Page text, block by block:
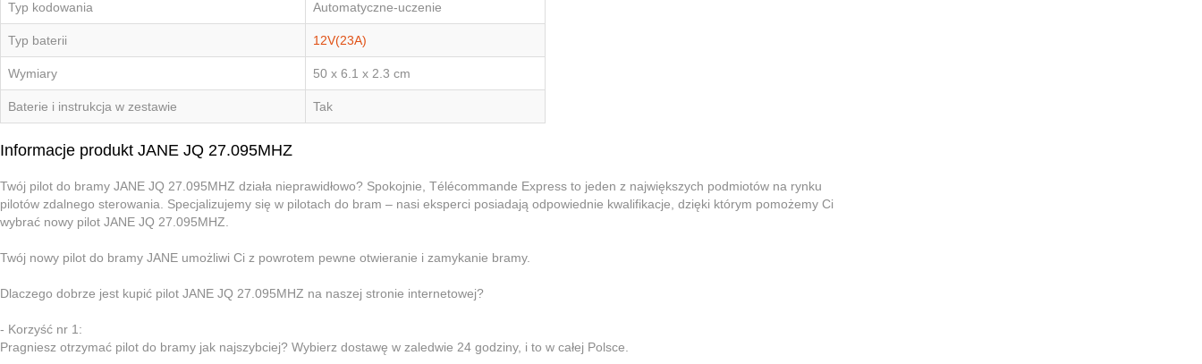
Typ kodowania Automatyczne-uczenie
Typ baterii 12V(23A)
Wymiary 50 x 6.1 x 2.3 cm
Baterie i instrukcja w zestawie Tak
Informacje produkt JANE JQ 27.095MHZ
Twój pilot do bramy JANE JQ 27.095MHZ działa nieprawidłowo? Spokojnie, Télécommande Express to jeden z największych podmiotów na rynku
pilotów zdalnego sterowania. Specjalizujemy się w pilotach do bram – nasi eksperci posiadają odpowiednie kwalifikacje, dzięki którym pomożemy Ci
wybrać nowy pilot JANE JQ 27.095MHZ.
Twój nowy pilot do bramy JANE umożliwi Ci z powrotem pewne otwieranie i zamykanie bramy.
Dlaczego dobrze jest kupić pilot JANE JQ 27.095MHZ na naszej stronie internetowej?
- Korzyść nr 1:
Pragniesz otrzymać pilot do bramy jak najszybciej? Wybierz dostawę w zaledwie 24 godziny, i to w całej Polsce.